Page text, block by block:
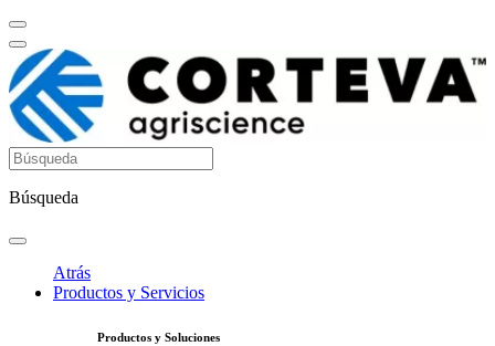
Búsqueda
Atrás
Productos y Servicios
Productos y Soluciones